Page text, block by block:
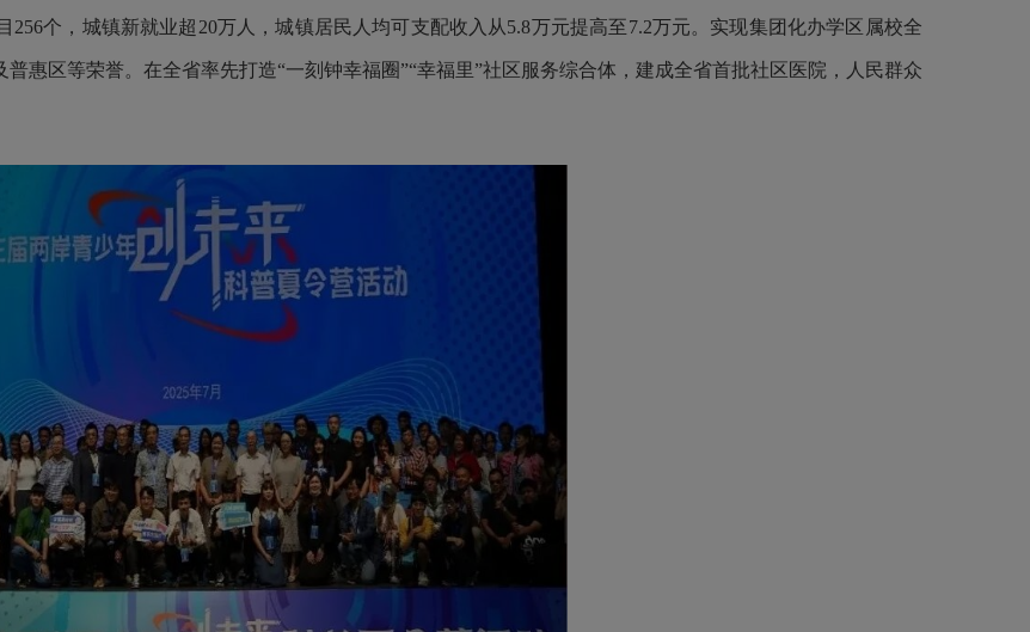
个，城镇新就业超20万人，城镇居民人均可支配收入从5.8万元提高至7.2万元。实现集团化办学区属校全
惠区等荣誉。在全省率先打造“一刻钟幸福圈”“幸福里”社区服务综合体，建成全省首批社区医院，人民群众